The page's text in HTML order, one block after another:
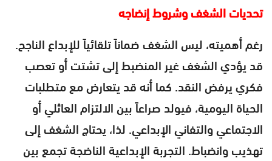
تحديات الشغف وشروط إنضاجه
رغم أهميته، ليس الشغف ضماناً تلقائياً للإبداع الناجح.
قد يؤدي الشغف غير المنضبط إلى تشتت أو تعصب
فكري يرفض النقد. كما أنه قد يتعارض مع متطلبات
الحياة اليومية، فيولد صراعاً بين الالتزام العائلي أو
الاجتماعي والتفاني الإبداعي. لذا، يحتاج الشغف إلى
تهذيب وانضباط. التجربة الإبداعية الناضجة تجمع بين